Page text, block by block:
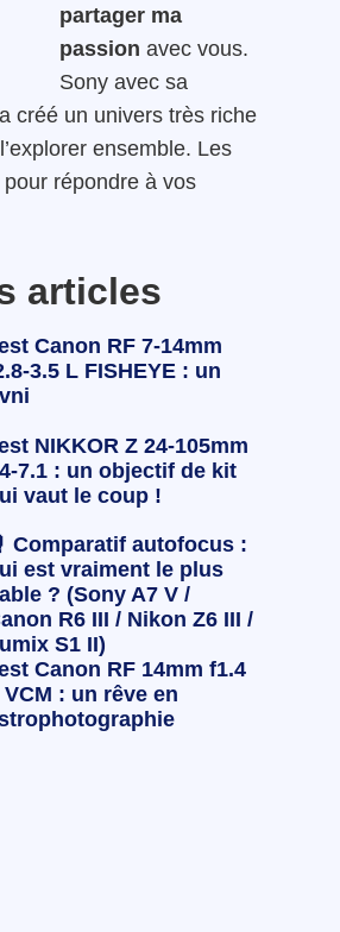
partager ma
passion avec vous.
Sony avec sa
créé un univers très riche
ensemble. Les
répondre à vos
articles
Canon RF 7-14mm
3.5 L FISHEYE : un
NIKKOR Z 24-105mm
7.1 : un objectif de kit
vaut le coup !
Comparatif autofocus :
est vraiment le plus
? (Sony A7 V /
R6 III / Nikon Z6 III /
S1 II)
Canon RF 14mm f1.4
VCM : un rêve en